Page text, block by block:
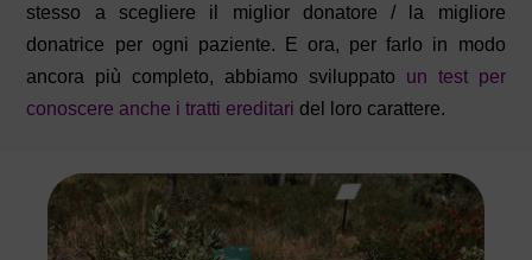
stesso a scegliere il miglior donatore / la migliore
donatrice per ogni paziente. E ora, per farlo in modo
ancora più completo, abbiamo sviluppato un test per
conoscere anche i tratti ereditari del loro carattere.